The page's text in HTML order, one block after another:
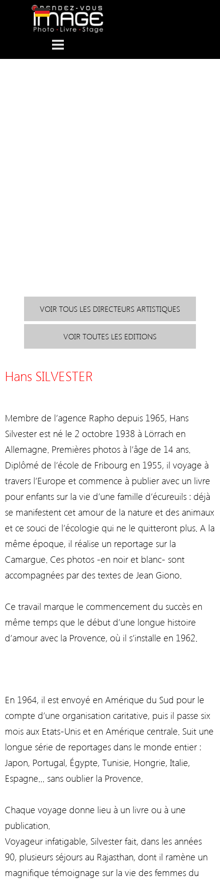
Aller au contenu
Sauter le menu
VOIR TOUS LES DIRECTEURS ARTISTIQUES
VOIR TOUTES LES EDITIONS
Hans SILVESTER
Membre de l’agence Rapho depuis 1965, Hans
Silvester est né le 2 octobre 1938 à Lörrach en
Allemagne. Premières photos à l’âge de 14 ans.
Diplômé de l’école de Fribourg en 1955, il voyage à
travers l’Europe et commence à publier avec un livre
pour enfants sur la vie d’une famille d’écureuils : déjà
se manifestent cet amour de la nature et des animaux
et ce souci de l’écologie qui ne le quitteront plus. A la
même époque, il réalise un reportage sur la
Camargue. Ces photos -en noir et blanc- sont
accompagnées par des textes de Jean Giono.
Ce travail marque le commencement du succès en
même temps que le début d’une longue histoire
d’amour avec la Provence, où il s’installe en 1962.
En 1964, il est envoyé en Amérique du Sud pour le
compte d’une organisation caritative, puis il passe six
mois aux Etats-Unis et en Amérique centrale. Suit une
longue série de reportages dans le monde entier :
Japon, Portugal, Égypte, Tunisie, Hongrie, Italie,
Espagne… sans oublier la Provence.
Chaque voyage donne lieu à un livre ou à une
publication.
Voyageur infatigable, Silvester fait, dans les années
90, plusieurs séjours au Rajasthan, dont il ramène un
magnifique témoignage sur la vie des femmes du